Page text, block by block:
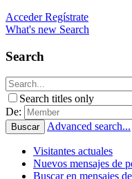
Acceder Regístrate
What's new Search
Search
Search titles only
De:
Buscar Advanced search...
Visitantes actuales
Nuevos mensajes de
Buscar en mensajes